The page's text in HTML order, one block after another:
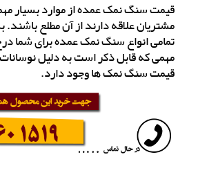
قیمت سنگ نمک عمده از موارد بسیار
مشتریان علاقه دارند از آن مطلع
تمامی انواع سنگ نمک عمده برای شما
مهمی که قابل ذکر است به دلیل نوسانات
قیمت سنگ نمک ها وجود دارد.